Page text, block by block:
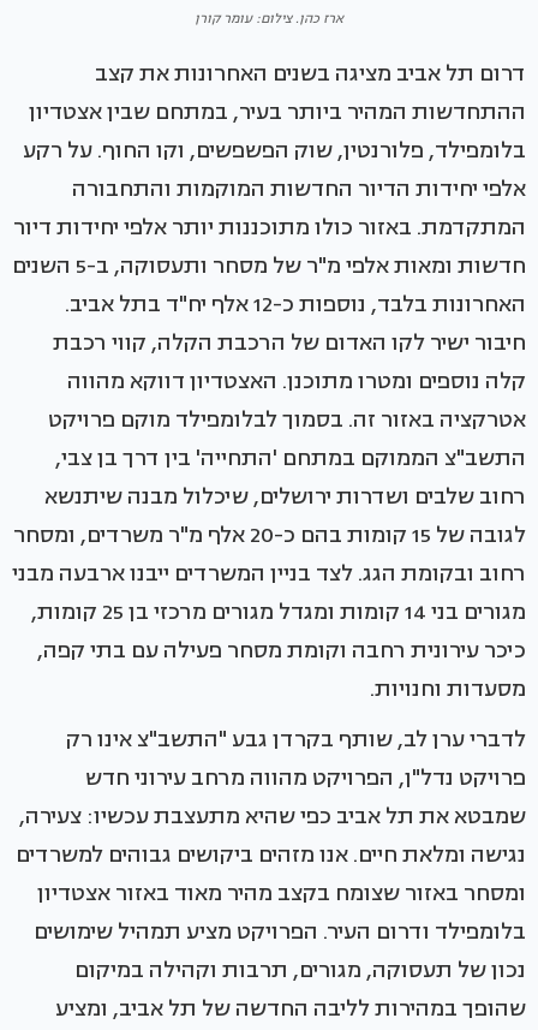
ארז כהן. צילום: עומר קורן
דרום תל אביב מציגה בשנים האחרונות את קצב
ההתחדשות המהיר ביותר בעיר, במתחם שבין אצטדיון
בלומפילד, פלורנטין, שוק הפשפשים, וקו החוף. על רקע
אלפי יחידות הדיור החדשות המוקמות והתחבורה
המתקדמת. באזור כולו מתוכננות יותר אלפי יחידות דיור
חדשות ומאות אלפי מ"ר של מסחר ותעסוקה, ב-5 השנים
האחרונות בלבד, נוספות כ-12 אלף יח"ד בתל אביב.
חיבור ישיר לקו האדום של הרכבת הקלה, קווי רכבת
קלה נוספים ומטרו מתוכנן. האצטדיון דווקא מהווה
אטרקציה באזור זה. בסמוך לבלומפילד מוקם פרויקט
התשב"צ הממוקם במתחם 'התחייה' בין דרך בן צבי,
רחוב שלבים ושדרות ירושלים, שיכלול מבנה שיתנשא
לגובה של 15 קומות בהם כ-20 אלף מ"ר משרדים, ומסחר
רחוב ובקומת הגג. לצד בניין המשרדים ייבנו ארבעה מבני
מגורים בני 14 קומות ומגדל מגורים מרכזי בן 25 קומות,
כיכר עירונית רחבה וקומת מסחר פעילה עם בתי קפה,
מסעדות וחנויות.
לדברי ערן לב, שותף בקרדן גבע "התשב"צ אינו רק
פרויקט נדל"ן, הפרויקט מהווה מרחב עירוני חדש
שמבטא את תל אביב כפי שהיא מתעצבת עכשיו: צעירה,
נגישה ומלאת חיים. אנו מזהים ביקושים גבוהים למשרדים
ומסחר באזור שצומח בקצב מהיר מאוד באזור אצטדיון
בלומפילד ודרום העיר. הפרויקט מציע תמהיל שימושים
נכון של תעסוקה, מגורים, תרבות וקהילה במיקום
שהופך במהירות לליבה החדשה של תל אביב, ומציע